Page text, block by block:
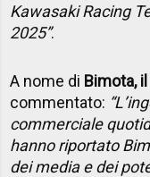
Kawasaki Racing
2025”.
A nome di Bimota,
commentato:
commerciale
hanno riportato
dei media e dei